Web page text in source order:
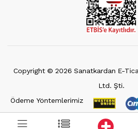
Copyright © 2026 Sanatkardan E-
Ltd. Şti.
Ödeme Yöntemlerimiz